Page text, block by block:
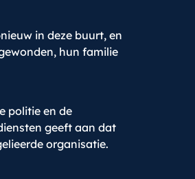
in deze buurt, en
hun familie
politie en de
geeft aan dat
organisatie.